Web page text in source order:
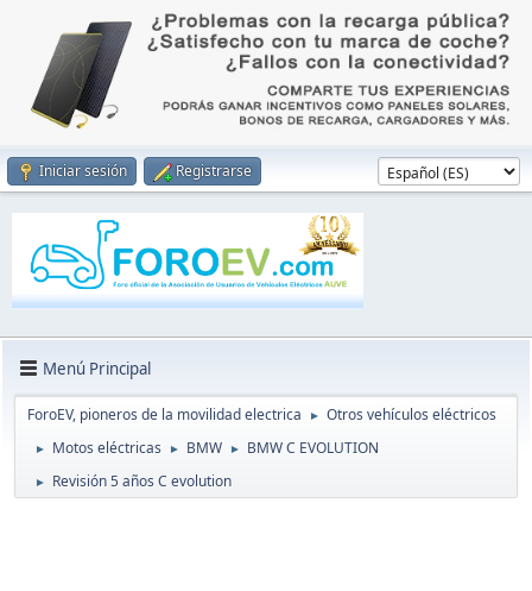
Iniciar sesión Registrarse
Menú Principal
ForoEV, pioneros de la movilidad electrica ► Otros vehículos eléctricos
► Motos eléctricas ► BMW ► BMW C EVOLUTION
► Revisión 5 años C evolution